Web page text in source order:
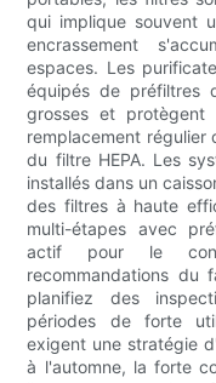
qui implique souvent
encrassement
espaces. Les
équipés de préfiltres
grosses et
remplacement régulier
du filtre HEPA. Les
installés dans un
des filtres à haute
multi-étapes avec
actif pour le
recommandations du
planifiez des
périodes de forte
exigent une stratégie
à l'automne, la forte